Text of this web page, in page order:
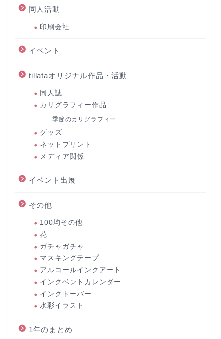
同人活動
印刷会社
イベント
tillataオリジナル作品・活動
同人誌
カリグラフィー作品
季節のカリグラフィー
グッズ
ネットプリント
メディア関係
イベント出展
その他
100均その他
花
ガチャガチャ
マスキングテープ
アルコールインクアート
インクベントカレンダー
インクトーバー
水彩イラスト
1年のまとめ